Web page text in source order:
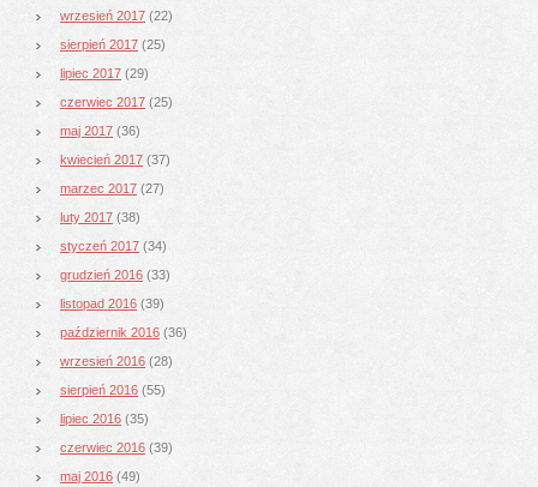
wrzesień 2017 (22)
sierpień 2017 (25)
lipiec 2017 (29)
czerwiec 2017 (25)
maj 2017 (36)
kwiecień 2017 (37)
marzec 2017 (27)
luty 2017 (38)
styczeń 2017 (34)
grudzień 2016 (33)
listopad 2016 (39)
październik 2016 (36)
wrzesień 2016 (28)
sierpień 2016 (55)
lipiec 2016 (35)
czerwiec 2016 (39)
maj 2016 (49)